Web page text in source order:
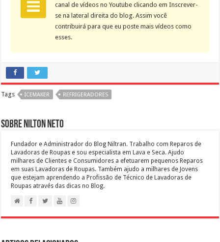
canal de vídeos no Youtube clicando em Inscrever-
se na lateral direita do blog. Assim você
contribuirá para que eu poste mais vídeos como
esses.
Tags ICEMAKER REFRIGERADORES
Sobre Nilton Neto
Fundador e Administrador do Blog Niltran. Trabalho com Reparos de
Lavadoras de Roupas e sou especialista em Lava e Seca. Ajudo
milhares de Clientes e Consumidores a efetuarem pequenos Reparos
em suas Lavadoras de Roupas. Também ajudo a milhares de Jovens
que estejam aprendendo a Profissão de Técnico de Lavadoras de
Roupas através das dicas no Blog.